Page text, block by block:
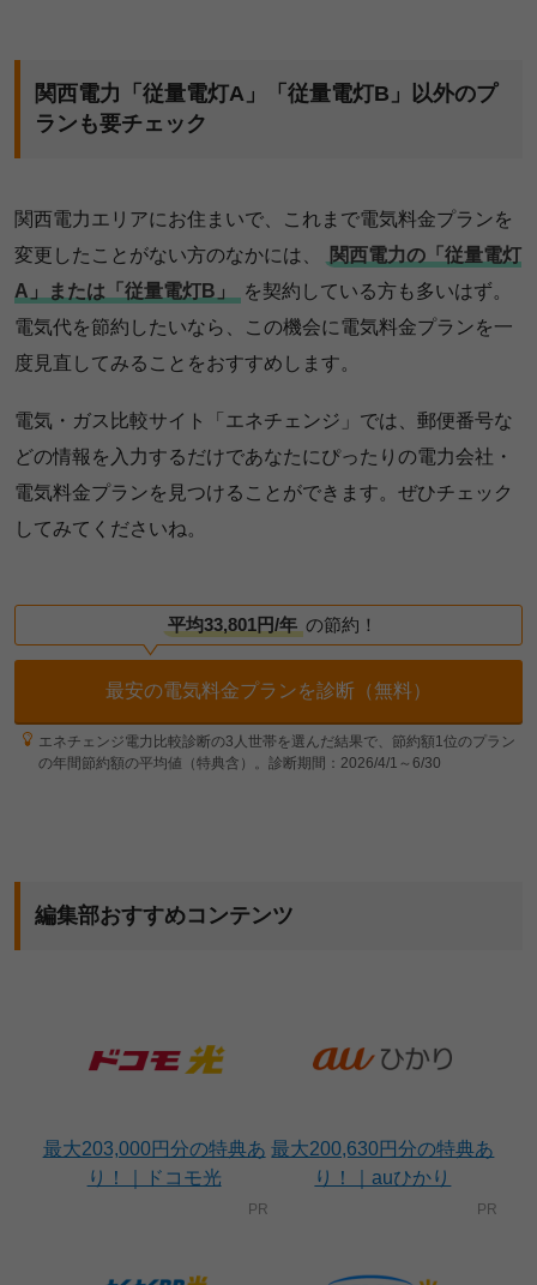
関西電力「従量電灯A」「従量電灯B」以外のプ
ランも要チェック
関西電力エリアにお住まいで、これまで電気料金プランを
変更したことがない方のなかには、
関西電力の「従量電灯
A」または「従量電灯B」
を契約している方も多いはず。
電気代を節約したいなら、この機会に電気料金プランを一
度見直してみることをおすすめします。
電気・ガス比較サイト「エネチェンジ」では、郵便番号な
どの情報を入力するだけであなたにぴったりの電力会社・
電気料金プランを見つけることができます。ぜひチェック
してみてくださいね。
平均33,801円/年 の節約！
最安の電気料金プランを診断（無料）
エネチェンジ電力比較診断の3人世帯を選んだ結果で、節約額1位のプラン
の年間節約額の平均値（特典含）。診断期間：2026/4/1～6/30
編集部おすすめコンテンツ
最大203,000円分の特典あ
り！｜ドコモ光
最大200,630円分の特典あ
り！｜auひかり